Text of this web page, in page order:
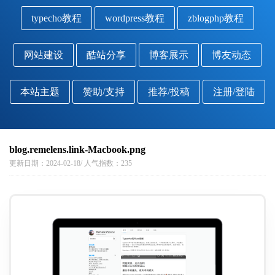
typecho教程 wordpress教程 zblogphp教程
网站建设 酷站分享 博客展示 博友动态
本站主题 赞助/支持 推荐/投稿 注册/登陆
blog.remelens.link-Macbook.png
更新日期：2024-02-18/ 人气指数：235